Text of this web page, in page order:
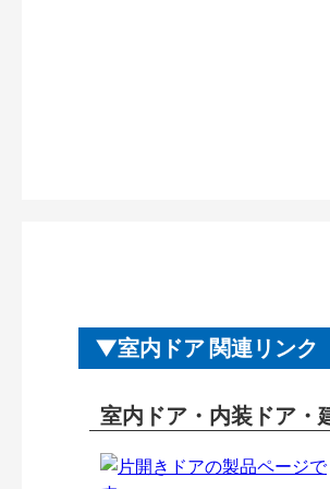
室内ドア 関連リンク
室内ドア・内装ドア・